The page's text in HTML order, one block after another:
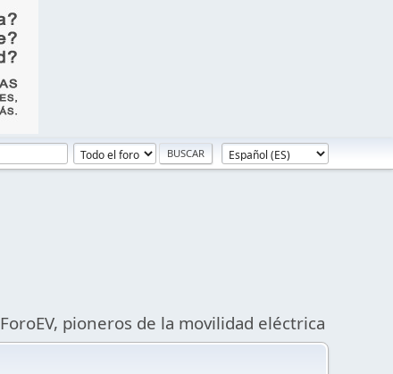
ForoEV, pioneros de la movilidad eléctrica